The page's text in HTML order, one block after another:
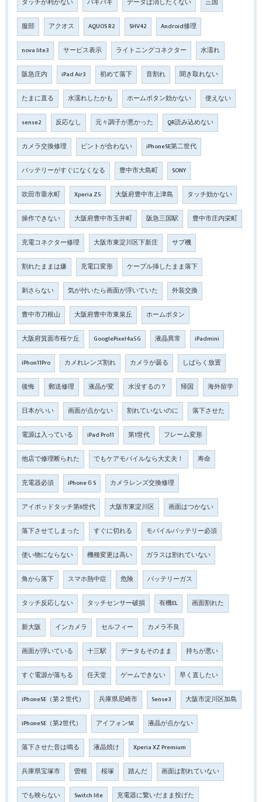
タッチが利かない バキバキ データは消したくない 三国
服部 アクオス AQUOS R2 SHV42 Android修理
nova lite3 サービス表示 ライトニングコネクター 水濡れ
阪急庄内 iPad Air3 初めて落下 音割れ 聞き取れない
たまに直る 水濡れしたかも ホームボタン効かない 使えない
sense2 反応なし 元々調子が悪かった QR読み込めない
カメラ交換修理 ピントが合わない iPhoneSE第二世代
バッテリーがすぐになくなる 豊中市大島町 SONY
吹田市垂水町 Xperia Z5 大阪府豊中市上津島 タッチ効かない
操作できない 大阪府豊中市玉井町 阪急三国駅 豊中市庄内栄町
充電コネクター修理 大阪市東淀川区下新庄 サブ機
割れたままは嫌 充電口変形 ケーブル挿したまま落下
刺さらない 気が付いたら画面が浮いていた 外装交換
豊中市刀根山 大阪府豊中市東泉丘 ホームボタン
大阪府箕面市桜ケ丘 GooglePixel4a5G 液晶異常 iPadmini
iPhon11Pro カメれレンズ割れ カメラが曇る しばらく放置
後悔 郵送修理 液晶が変 水没するの？ 帰国 海外留学
日本がいい 画面が点かない 割れていないのに 落下させた
電源は入っている iPad Pro11 第1世代 フレーム変形
他店で修理断られた でもケアモバイルなら大丈夫！ 寿命
充電器必須 iPhone６S カメラレンズ交換修理
アイポッドタッチ第6世代 大阪市東淀川区 画面はつかない
落下させてしまった すぐに切れる モバイルバッテリー必須
使い物にならない 機種変更は高い ガラスは割れていない
角から落下 スマホ熱中症 危険 バッテリーガス
タッチ反応しない タッチセンサー破損 有機EL 画面割れた
新大阪 インカメラ セルフィー カメラ不良
画面が浮いている 十三駅 データもそのまま 持ちが悪い
すぐ電源が落ちる 任天堂 ゲームできない 早く直したい
iPhoneSE（第２世代） 兵庫県尼崎市 Sense3 大阪市淀川区加島
iPhoneSE（第2世代） アイフォンSE 液晶が点かない
落下させた音は鳴る 液晶焼け Xperia XZ Premium
兵庫県宝塚市 曽根 桜塚 踏んだ 画面は割れていない
でも映らない Switch lite 充電器に繋いだまま投げた